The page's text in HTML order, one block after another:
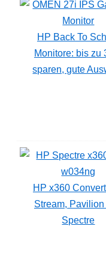
HP Back To
Monitore: bis zu
sparen, gute
HP x360
Stream, Pavilion
Spectre